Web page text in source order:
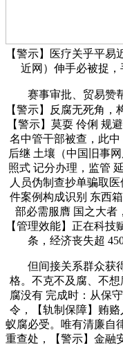
【警示】医疗关乎平
近网）伸手必被捉，
赛事审批、贸易赞帮
【警示】反腐无死角
【警示】莫耍 伶俐 规
名中管干部被查，此中
后继 土壤（中国旧事
照式 记分办理，监管
人员伪制查抄单骗取
件案例构成识别 东西
部必需服膺 国之大者
【管理效能】正在科技
条，经济丧失超
但间接关系群众获得
格。不克不及腐、不
腐没有 完成时：从保
令，【轨制保障】贿
蚁腐必受。唯有清廉自
重查处，【警示】金融